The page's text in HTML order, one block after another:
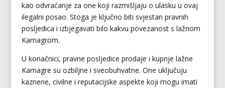
kao odvraćanje za one koji razmišljaju o ulasku u ovaj
ilegalni posao. Stoga je ključno biti svjestan pravnih
posljedica i izbjegavati bilo kakvu povezanost s lažnom
Kamagrom.
U konačnici, pravne posljedice prodaje i kupnje lažne
Kamagre su ozbiljne i sveobuhvatne. One uključuju
kaznene, civilne i reputacijske aspekte koji mogu imati